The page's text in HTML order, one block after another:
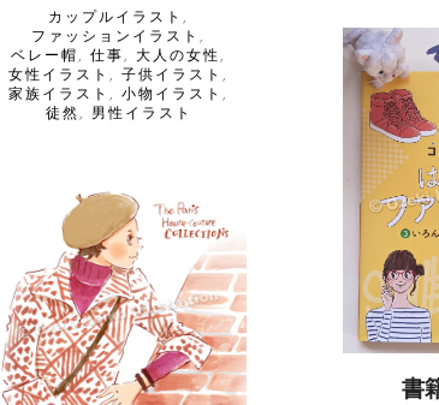
カップルイラスト
ファッションイラスト
ベレー帽
,仕事 ,大人の女性
女性イラスト
,子供イラスト
家族イラスト
,小物イラスト
徒然
男性イラスト
書